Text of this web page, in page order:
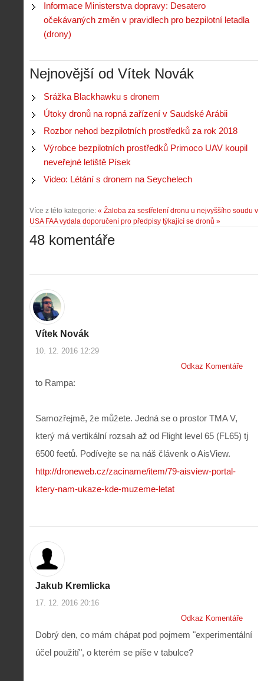
Informace Ministerstva dopravy: Desatero
očekávaných změn v pravidlech pro bezpilotní letadla
(drony)
Nejnovější od Vítek Novák
Srážka Blackhawku s dronem
Útoky dronů na ropná zařízení v Saudské Arábii
Rozbor nehod bezpilotních prostředků za rok 2018
Výrobce bezpilotních prostředků Primoco UAV koupil
neveřejné letiště Písek
Video: Létání s dronem na Seychelech
Více z této kategorie: « Žaloba za sestřelení dronu u nejvyššího soudu v
USA FAA vydala doporučení pro předpisy týkající se dronů »
48 komentáře
Vítek Novák
10. 12. 2016 12:29
Odkaz Komentáře
to Rampa:
Samozřejmě, že můžete. Jedná se o prostor TMA V,
který má vertikální rozsah až od Flight level 65 (FL65) tj
6500 feetů. Podívejte se na náš člávenk o AisView.
http://droneweb.cz/zaciname/item/79-aisview-portal-
ktery-nam-ukaze-kde-muzeme-letat
Jakub Kremlicka
17. 12. 2016 20:16
Odkaz Komentáře
Dobrý den, co mám chápat pod pojmem "experimentální
účel použití", o kterém se píše v tabulce?